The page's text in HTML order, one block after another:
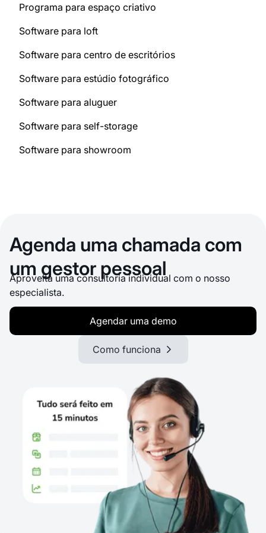
Programa para espaço criativo
Software para loft
Software para centro de escritórios
Software para estúdio fotográfico
Software para aluguer
Software para self-storage
Software para showroom
Agenda uma chamada com
um gestor pessoal
Aproveita uma consultoria individual com o nosso
especialista.
Agendar uma demo
Como funciona